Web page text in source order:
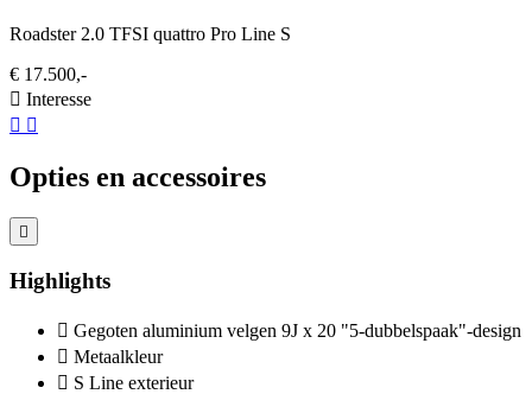
Roadster 2.0 TFSI quattro Pro Line S
€ 17.500,-
Interesse
Opties en accessoires
Highlights
Gegoten aluminium velgen 9J x 20 "5-dubbelspaak"-design
Metaalkleur
S Line exterieur